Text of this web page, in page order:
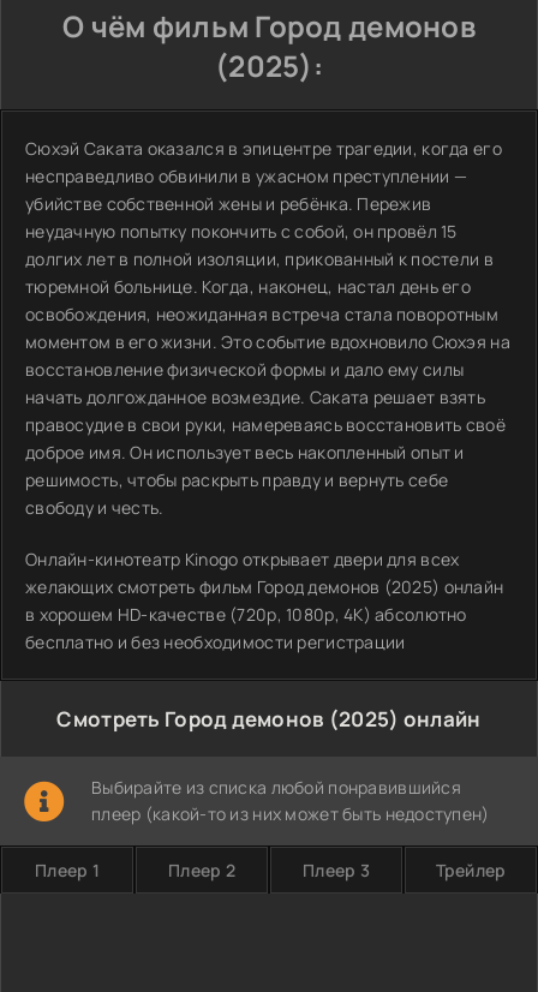
О чём фильм Город демонов
(2025):
Сюхэй Саката оказался в эпицентре трагедии, когда его
несправедливо обвинили в ужасном преступлении —
убийстве собственной жены и ребёнка. Пережив
неудачную попытку покончить с собой, он провёл 15
долгих лет в полной изоляции, прикованный к постели в
тюремной больнице. Когда, наконец, настал день его
освобождения, неожиданная встреча стала поворотным
моментом в его жизни. Это событие вдохновило Сюхэя на
восстановление физической формы и дало ему силы
начать долгожданное возмездие. Саката решает взять
правосудие в свои руки, намереваясь восстановить своё
доброе имя. Он использует весь накопленный опыт и
решимость, чтобы раскрыть правду и вернуть себе
свободу и честь.
Онлайн-кинотеатр Kinogo открывает двери для всех
желающих смотреть фильм Город демонов (2025) онлайн
в хорошем HD-качестве (720p, 1080p, 4K) абсолютно
бесплатно и без необходимости регистрации
Смотреть Город демонов (2025) онлайн
Выбирайте из списка любой понравившийся
плеер (какой-то из них может быть недоступен)
Плеер 1 Плеер 2 Плеер 3 Трейлер